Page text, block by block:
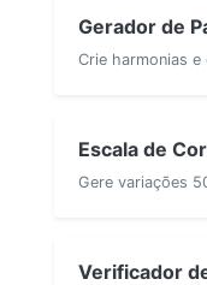
Gerador de
Crie harmonias
Escala de
Gere variações
Verificador